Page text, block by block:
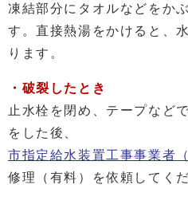
凍結部分にタオルなどをか
す。直接熱湯をかけると、
ります。
・破裂したとき
止水栓を閉め、テープなど
をした後、
市指定給水装置工事事業者
修理（有料）を依頼してくだ